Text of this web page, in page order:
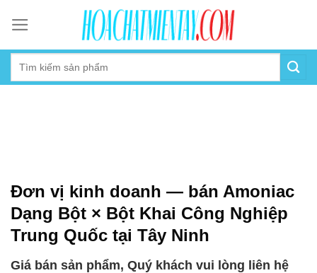
content
Đơn vị kinh doanh — bán Amoniac
Dạng Bột × Bột Khai Công Nghiệp
Trung Quốc tại Tây Ninh
Giá bán sản phẩm, Quý khách vui lòng liên hệ